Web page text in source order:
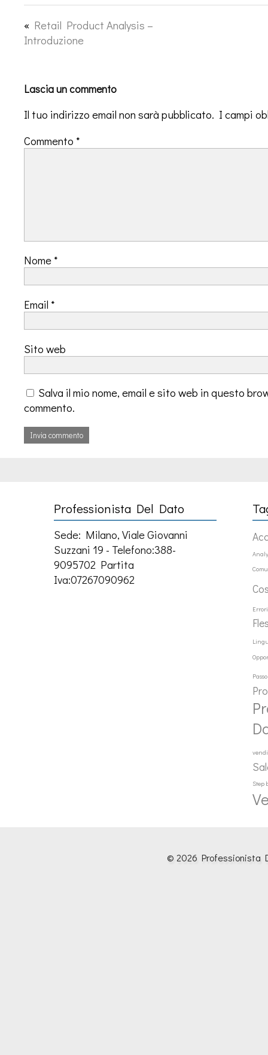
« Retail Product Analysis –
Introduzione
Lascia un commento
Il tuo indirizzo email non sarà pubblicato. I campi
Commento *
Nome *
Email *
Sito web
Salva il mio nome, email e sito web in questo
commento.
Professionista Del Dato
Sede: Milano, Viale Giovanni
Suzzani 19 - Telefono:388-
9095702 Partita
Iva:07267090962
Errori
Passo
Step
© 2026 Professionista